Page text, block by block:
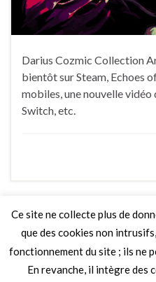
Darius Cozmic Collection
bientôt sur Steam, Echoes
mobiles, une nouvelle
Switch, etc.
LIRE
Ce site ne collecte plus de
que des cookies non
fonctionnement du site ; ils ne
En revanche, il intègre des